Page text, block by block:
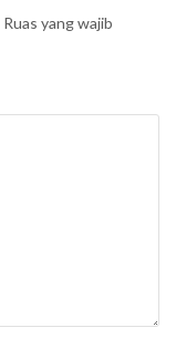
Ruas yang wajib